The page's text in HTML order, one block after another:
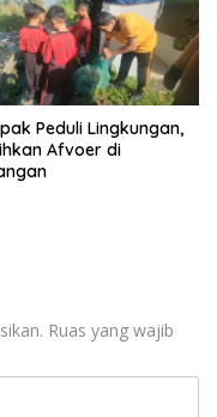
Peduli Lingkungan,
Afvoer di
Ruas yang wajib